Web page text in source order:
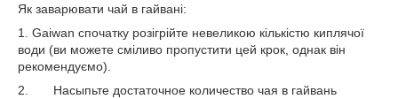
Як заварювати чай в гайвані:
1. Gaiwan спочатку розігрійте невеликою кількістю киплячої
води (ви можете сміливо пропустити цей крок, однак він
рекомендуємо).
2. Насыпьте достаточное количество чая в гайвань